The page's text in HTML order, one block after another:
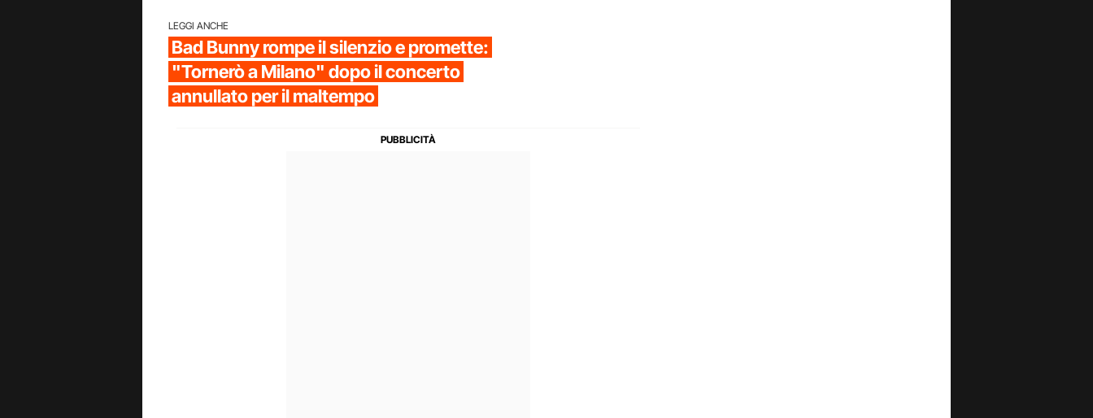
LEGGI ANCHE
Bad Bunny rompe il silenzio e promette:
"Tornerò a Milano" dopo il concerto
annullato per il maltempo